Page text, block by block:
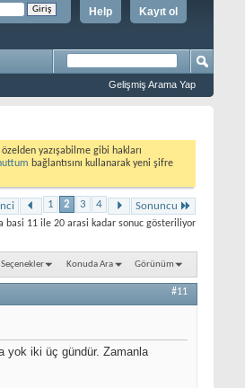
Kayıt ol
Help
Gelişmiş Arama Yap
yazışabilme gibi hakları
bağlantısını kullanarak yeni şifre
1 2 3 4 Sonuncu
basi 11 ile 20 arasi kadar sonuc gösteriliyor
Seçenekler Konuda Ara Görünüm
#11
yok iki üç gündür. Zamanla